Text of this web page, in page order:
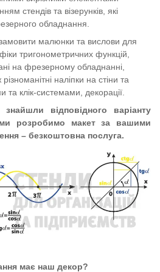
стендів та візерунків, які
обладнання.
малюнки та вислови для
тригонометричних функцій,
на фрезерному обладнанні,
наліпки на стіни та
та клік-системами, декорації.
відповідного варіанту
розробимо макет за вашими
– безкоштовна послуга.
має наш декор?